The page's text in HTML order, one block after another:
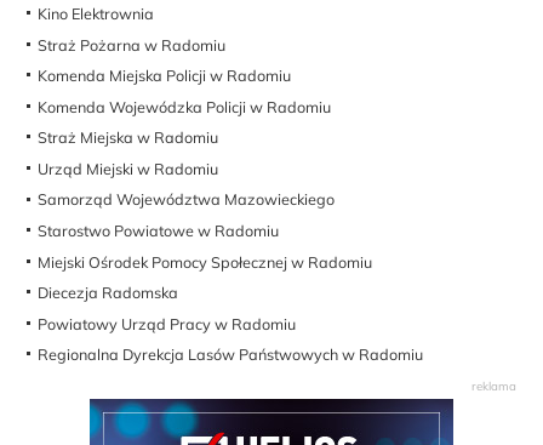
Kino Elektrownia
Straż Pożarna w Radomiu
Komenda Miejska Policji w Radomiu
Komenda Wojewódzka Policji w Radomiu
Straż Miejska w Radomiu
Urząd Miejski w Radomiu
Samorząd Województwa Mazowieckiego
Starostwo Powiatowe w Radomiu
Miejski Ośrodek Pomocy Społecznej w Radomiu
Diecezja Radomska
Powiatowy Urząd Pracy w Radomiu
Regionalna Dyrekcja Lasów Państwowych w Radomiu